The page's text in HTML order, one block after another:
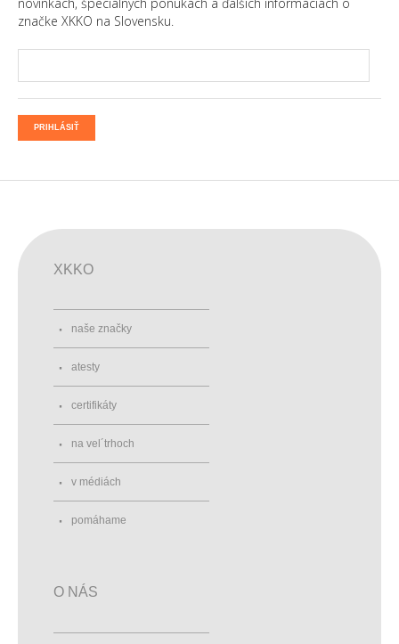
značke XKKO na Slovensku.
PRIHLÁSIŤ
XKKO
naše značky
atesty
certifikáty
na vel´trhoch
v médiách
pomáhame
O NÁS